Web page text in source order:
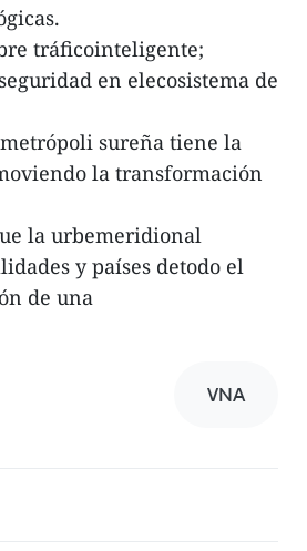
tráficointeligente;
en elecosistema de
sureña tiene la
la transformación
la urbemeridional
y países detodo el
de una
VNA